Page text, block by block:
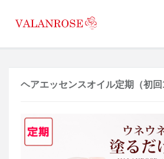
ヘアエッセンスオイル定期（初回